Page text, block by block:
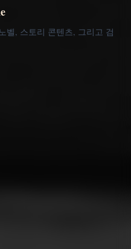
벨, 스토리 콘텐츠, 그리고 검